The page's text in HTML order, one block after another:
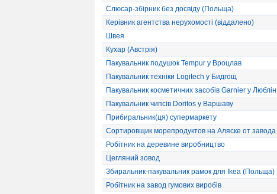
Слюсар-збірник без досвіду (Польща)
Керівник агентства нерухомості (віддалено)
Швея
Кухар (Австрія)
Пакувальник подушок Tempur у Вроцлав
Пакувальник техніки Logitech у Бидгощ
Пакувальник косметичних засобів Garnier у Люблін
Пакувальник чипсів Doritos у Варшаву
Прибиральник(ця) супермаркету
Сортировщик морепродуктов на Аляске от завода
Робітник на деревине виробництво
Цегляний зовод
Збиральник-пакувальник рамок для Ikea (Польща)
Робітник на завод гумових виробів